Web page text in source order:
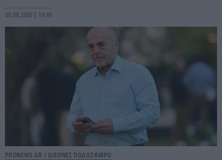
03.08.2026 | 14:01
PRONEWS.GR / ΔΙΕΘΝΕΣ ΠΟΔΟΣΦΑΙΡΟ